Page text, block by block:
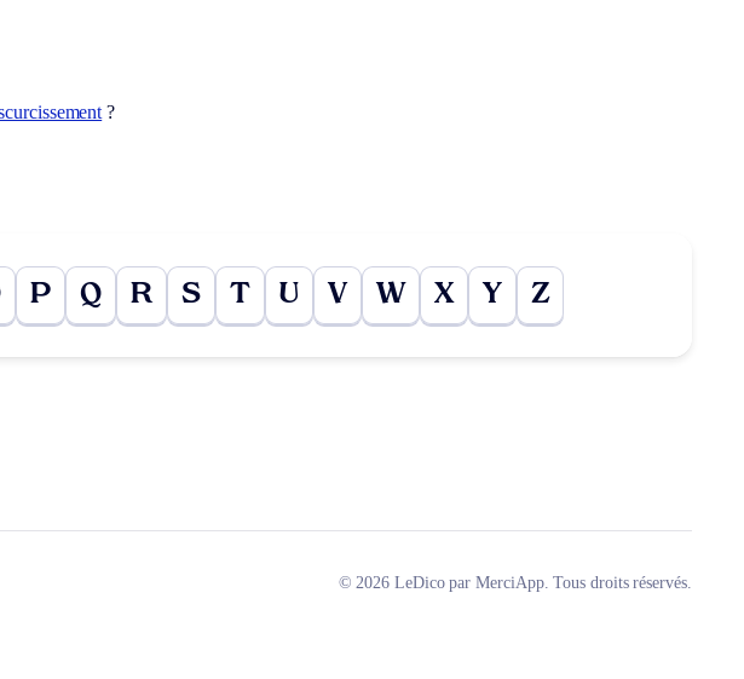
?
P Q R S T U V W X Y Z
© 2026 LeDico par MerciApp. Tous droits réservés.